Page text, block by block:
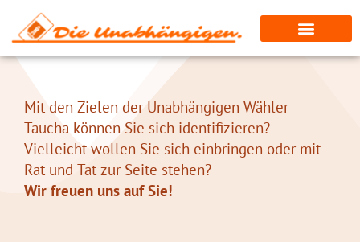
Mit den Zielen der Unabhängigen Wähler
Taucha können Sie sich identifizieren?
Vielleicht wollen Sie sich einbringen oder mit
Rat und Tat zur Seite stehen?
Wir freuen uns auf Sie!